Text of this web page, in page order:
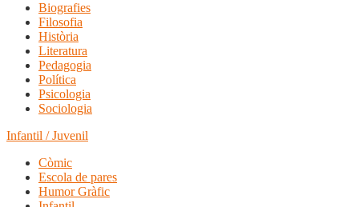
Biografies
Filosofia
Història
Literatura
Pedagogia
Política
Psicologia
Sociologia
Infantil / Juvenil
Còmic
Escola de pares
Humor Gràfic